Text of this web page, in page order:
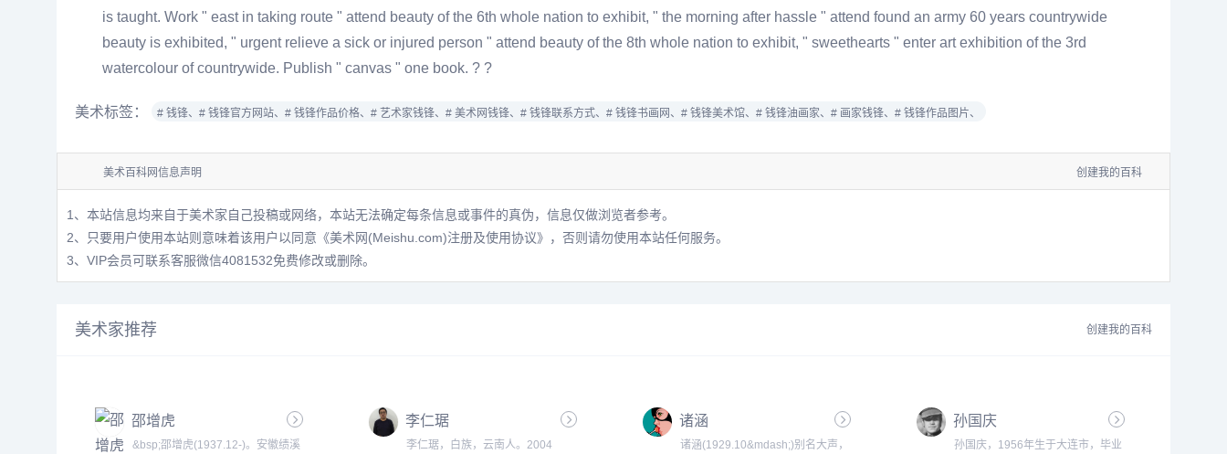
is taught. Work " east in taking route " attend beauty of the 6th whole nation to exhibit, " the morning after hassle " attend found an army 60 years countrywide
beauty is exhibited, " urgent relieve a sick or injured person " attend beauty of the 8th whole nation to exhibit, " sweethearts " enter art exhibition of the 3rd
watercolour of countrywide. Publish " canvas " one book. ? ?
美术标签： # 钱锋、 # 钱锋官方网站、 # 钱锋作品价格、 # 艺术家钱锋、 # 美术网钱锋、 # 钱锋联系方式、 # 钱锋书画网、 # 钱锋美术馆、 # 钱锋油画家、 # 画家钱锋、 # 钱锋作品图片、
美术百科网信息声明 创建我的百科
1、本站信息均来自于美术家自己投稿或网络，本站无法确定每条信息或事件的真伪，信息仅做浏览者参考。
2、只要用户使用本站则意味着该用户以同意 《美术网(Meishu.com)注册及使用协议》 ，否则请勿使用本站任何服务。
3、VIP会员可联系客服微信4081532免费修改或删除。
美术家推荐 创建我的百科
邵增虎
&bsp;邵增虎(1937.12-)。安徽绩溪
李仁琚
李仁琚，白族，云南人。2004
诸涵
诸涵(1929.10&mdash;)别名大声，
孙国庆
孙国庆，1956年生于大连市，毕业